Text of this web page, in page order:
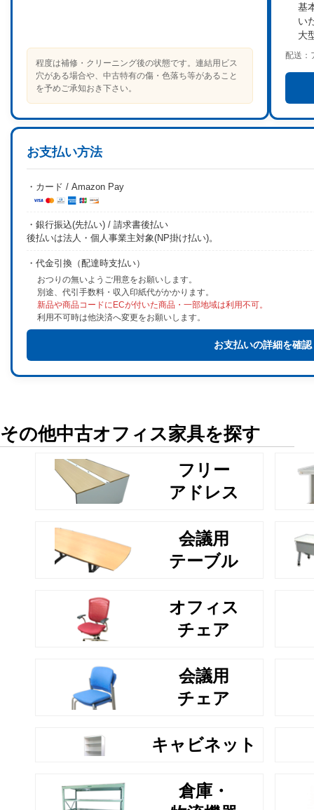
程度は補修・クリーニング後の状態です。連結用ビス
穴がある場合や、中古特有の傷・色落ち等があること
を予めご承知おき下さい。
基
い
大
配送：
お支払い方法
・カード / Amazon Pay
・銀行振込(先払い) / 請求書後払い
後払いは法人・個人事業主対象(NP掛け払い)。
・代金引換（配達時支払い）
おつりの無いようご用意をお願いします。
別途、代引手数料・収入印紙代がかかります。
新品や商品コードにECが付いた商品・一部地域は利用不可。
利用不可時は他決済へ変更をお願いします。
お支払いの詳細を確認
その他中古オフィス家具を探す
フリー
アドレス
会議用
テーブル
オフィス
チェア
会議用
チェア
キャビネット
倉庫・